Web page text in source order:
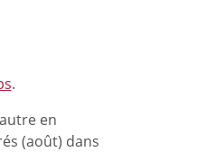
.
en
(août) dans